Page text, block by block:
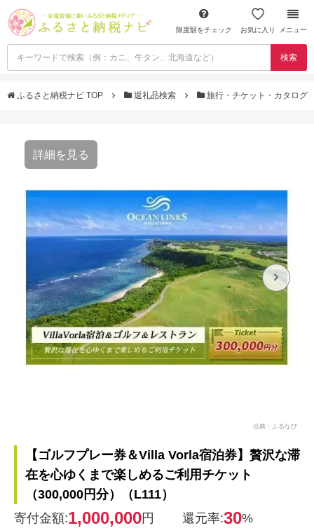
限度額をチェック お気に入り メニュー
検索
ふるさと納税ナビ TOP 返礼品検索 旅行・チケット・カタログ
詳細を見る
出典：ふるなび
【ゴルフプレー券＆Villa Vorla宿泊券】贅沢な滞
在を心ゆくまで楽しめるご利用チケット
（300,000円分）（L111）
寄付金額:1,000,000円 還元率:30%